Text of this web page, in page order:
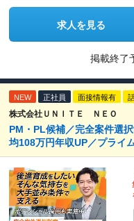
求人を見る
掲載終了
NEW 正社員 面接情報有
株式会社ＵＮＩＴＥ ＮＥＯ
PM・PL候補／完全案件選
均108万円年収UP／プライ